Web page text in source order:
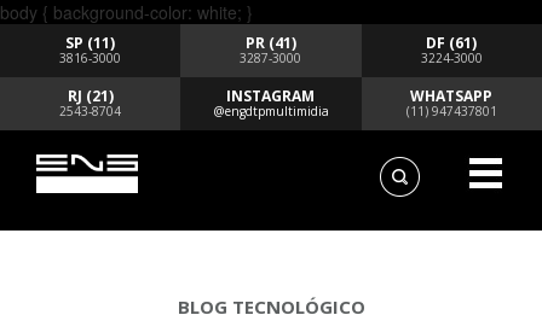
body { background-color: white; }
SP (11)
3816-3000
PR (41)
3287-3000
DF (61)
3224-3000
RJ (21)
2543-8704
INSTAGRAM
@engdtpmultimidia
WHATSAPP
(11) 947437801
BLOG TECNOLÓGICO